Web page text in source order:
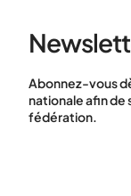
Abonnez-vous
nationale afin de
fédération.